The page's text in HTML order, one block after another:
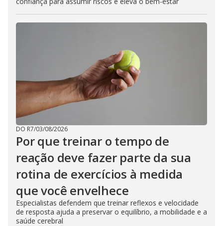
DO R7/03/08/2026
Por que treinar o tempo de
reação deve fazer parte da sua
rotina de exercícios à medida
que você envelhece
Especialistas defendem que treinar reflexos e velocidade
de resposta ajuda a preservar o equilíbrio, a mobilidade e a
saúde cerebral